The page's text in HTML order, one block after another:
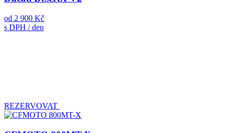
od 2 900 Kč
s DPH / den
REZERVOVAT